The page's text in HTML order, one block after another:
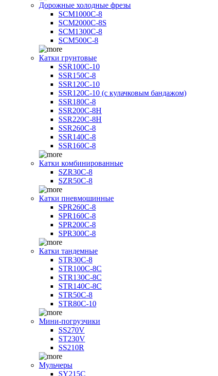
Дорожные холодные фрезы
SCM1000C-8
SCM2000C-8S
SCM1300C-8
SCM500C-8
Катки грунтовые
SSR100C-10
SSR150C-8
SSR120C-10
SSR120C-10 (с кулачковым бандажом)
SSR180C-8
SSR200C-8H
SSR220C-8H
SSR260C-8
SSR140C-8
SSR160C-8
Катки комбинированные
SZR30C-8
SZR50C-8
Катки пневмошинные
SPR260C-8
SPR160C-8
SPR200C-8
SPR300C-8
Катки тандемные
STR30C-8
STR100C-8С
STR130C-8С
STR140C-8С
STR50C-8
STR80C-10
Мини-погрузчики
SS270V
ST230V
SS210R
Мульчеры
SY215C